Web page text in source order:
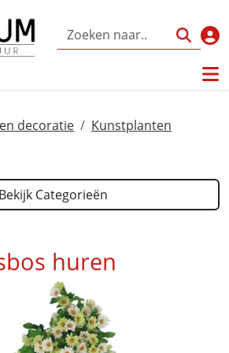
decoratie
Kunstplanten
Bekijk Categorieën
huren